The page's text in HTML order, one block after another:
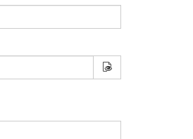
Mostra password